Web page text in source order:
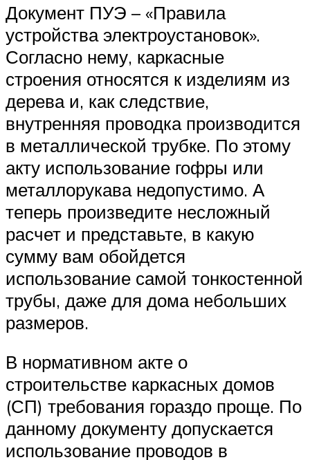
Документ ПУЭ – «Правила
устройства электроустановок».
Согласно нему, каркасные
строения относятся к изделиям из
дерева и, как следствие,
внутренняя проводка производится
в металлической трубке. По этому
акту использование гофры или
металлорукава недопустимо. А
теперь произведите несложный
расчет и представьте, в какую
сумму вам обойдется
использование самой тонкостенной
трубы, даже для дома небольших
размеров.
В нормативном акте о
строительстве каркасных домов
(СП) требования гораздо проще. По
данному документу допускается
использование проводов в